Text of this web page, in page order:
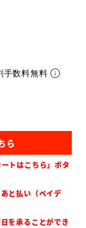
手数料無料
トはこちら」ボタ
と払い（ペイデ
を承ることができ